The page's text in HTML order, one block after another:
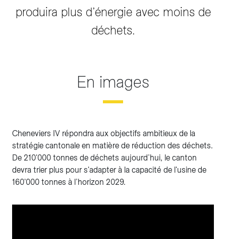
produira plus d’énergie avec moins de
déchets.
En images
Cheneviers IV répondra aux objectifs ambitieux de la
stratégie cantonale en matière de réduction des déchets.
De 210'000 tonnes de déchets aujourd’hui, le canton
devra trier plus pour s'adapter à la capacité de l'usine de
160'000 tonnes à l’horizon 2029.